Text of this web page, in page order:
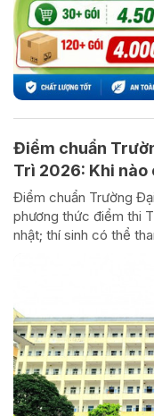
Điểm chuẩn
Trì 2026: Khi nào
Điểm chuẩn Trường
phương thức điểm thi
nhật; thí sinh có thể